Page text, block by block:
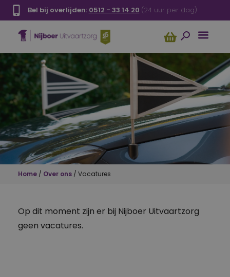
Bel bij overlijden: 0512 - 33 14 20 (24 uur per dag)
Home / Over ons / Vacatures
Op dit moment zijn er bij Nijboer Uitvaartzorg
geen vacatures.